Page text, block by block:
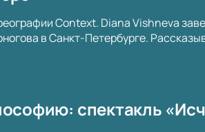
Context. Diana Vishneva
в Санкт-Петербурге.
спектакль